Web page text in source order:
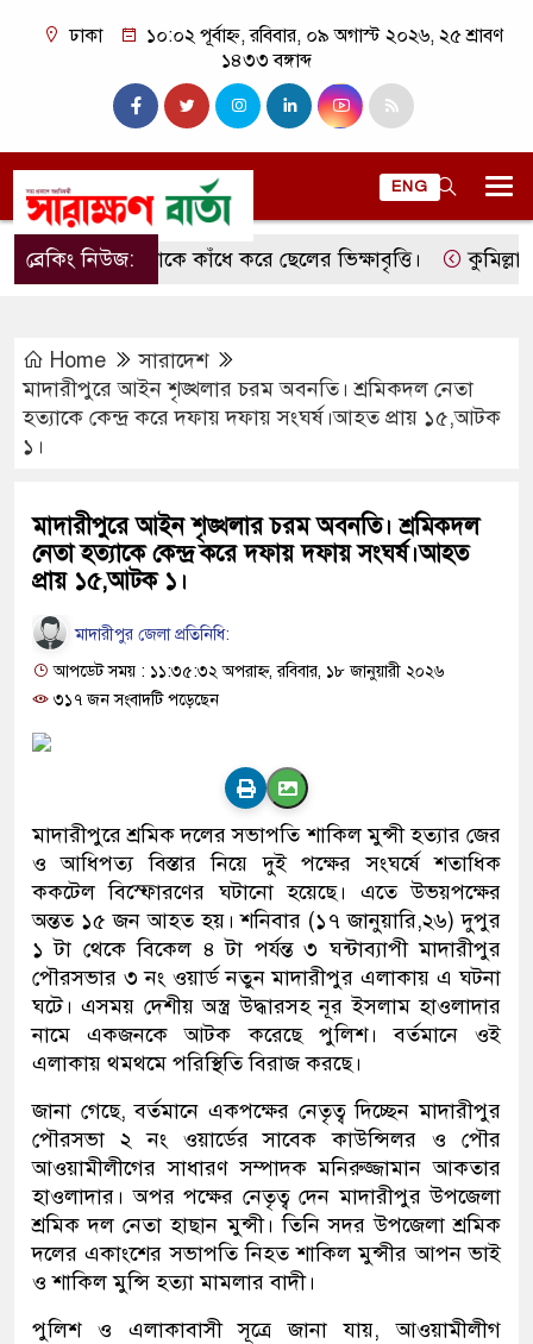
ঢাকা
১০:০২ পূর্বাহ্ন, রবিবার, ০৯ অগাস্ট ২০২৬, ২৫ শ্রাবণ
১৪৩৩ বঙ্গাব্দ
ENG
ব্রেকিং নিউজ:মাকে কাঁধে করে ছেলের ভিক্ষাবৃত্তি। কুমিল্লার
Home
সারাদেশ
মাদারীপুরে আইন শৃঙ্খলার চরম অবনতি। শ্রমিকদল নেতা
হত্যাকে কেন্দ্র করে দফায় দফায় সংঘর্ষ।আহত প্রায় ১৫,আটক
১।
মাদারীপুরে আইন শৃঙ্খলার চরম অবনতি। শ্রমিকদল
নেতা হত্যাকে কেন্দ্র করে দফায় দফায় সংঘর্ষ।আহত
প্রায় ১৫,আটক ১।
মাদারীপুর জেলা প্রতিনিধি:
আপডেট সময় : ১১:৩৫:৩২ অপরাহ্ন, রবিবার, ১৮ জানুয়ারী ২০২৬
৩১৭ জন সংবাদটি পড়েছেন
মাদারীপুরে শ্রমিক দলের সভাপতি শাকিল মুন্সী হত্যার জের
ও আধিপত্য বিস্তার নিয়ে দুই পক্ষের সংঘর্ষে শতাধিক
ককটেল বিস্ফোরণের ঘটানো হয়েছে। এতে উভয়পক্ষের
অন্তত ১৫ জন আহত হয়। শনিবার (১৭ জানুয়ারি,২৬) দুপুর
১ টা থেকে বিকেল ৪ টা পর্যন্ত ৩ ঘন্টাব্যাপী মাদারীপুর
পৌরসভার ৩ নং ওয়ার্ড নতুন মাদারীপুর এলাকায় এ ঘটনা
ঘটে। এসময় দেশীয় অস্ত্র উদ্ধারসহ নূর ইসলাম হাওলাদার
নামে একজনকে আটক করেছে পুলিশ। বর্তমানে ওই
এলাকায় থমথমে পরিস্থিতি বিরাজ করছে।
জানা গেছে, বর্তমানে একপক্ষের নেতৃত্ব দিচ্ছেন মাদারীপুর
পৌরসভা ২ নং ওয়ার্ডের সাবেক কাউন্সিলর ও পৌর
আওয়ামীলীগের সাধারণ সম্পাদক মনিরুজ্জামান আকতার
হাওলাদার। অপর পক্ষের নেতৃত্ব দেন মাদারীপুর উপজেলা
শ্রমিক দল নেতা হাছান মুন্সী। তিনি সদর উপজেলা শ্রমিক
দলের একাংশের সভাপতি নিহত শাকিল মুন্সীর আপন ভাই
ও শাকিল মুন্সি হত্যা মামলার বাদী।
পুলিশ ও এলাকাবাসী সূত্রে জানা যায়, আওয়ামীলীগ